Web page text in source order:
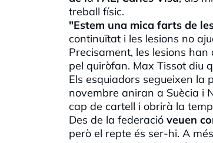
treball físic.
"Estem una mica farts de
continuïtat i les lesions no
Precisament, les lesions
pel quiròfan. Max Tissot diu
Els esquiadors segueixen la
novembre aniran a Suècia i
cap de cartell i obrirà la
Des de la federació veuen
però el repte és ser-hi. A